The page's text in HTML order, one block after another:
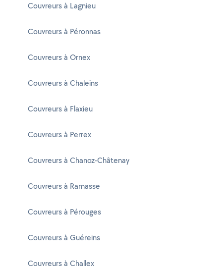
Couvreurs à Lagnieu
Couvreurs à Péronnas
Couvreurs à Ornex
Couvreurs à Chaleins
Couvreurs à Flaxieu
Couvreurs à Perrex
Couvreurs à Chanoz-Châtenay
Couvreurs à Ramasse
Couvreurs à Pérouges
Couvreurs à Guéreins
Couvreurs à Challex